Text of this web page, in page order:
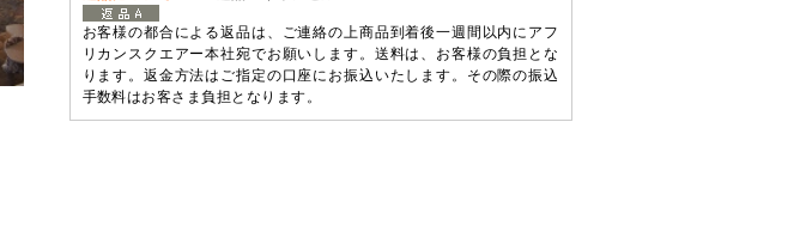
お客様の都合による返品は、ご連絡の上商品到着後一週間以内にアフ
リカンスクエアー本社宛でお願いします。送料は、お客様の負担とな
ります。返金方法はご指定の口座にお振込いたします。その際の振込
手数料はお客さま負担となります。